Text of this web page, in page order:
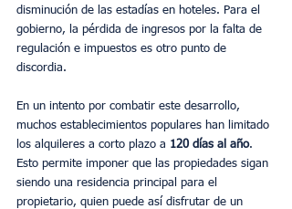
disminución de las estadías en hoteles. Para el
gobierno, la pérdida de ingresos por la falta de
regulación e impuestos es otro punto de
discordia.
En un intento por combatir este desarrollo,
muchos establecimientos populares han limitado
los alquileres a corto plazo a 120 días al año.
Esto permite imponer que las propiedades sigan
siendo una residencia principal para el
propietario, quien puede así disfrutar de un